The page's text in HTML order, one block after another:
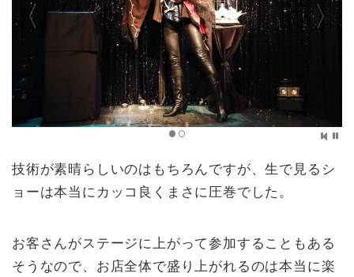
技術が素晴らしいのはもちろんですが、生で見るシ
ョーは本当にカッコ良くまさに圧巻でした。
お客さんがステージに上がって参加することもある
そうなので、お店全体で盛り上がれるのは本当に楽